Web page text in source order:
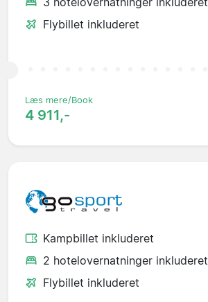
Flybillet inkluderet
Læs mere/Book
4 911,-
Kampbillet inkluderet
2 hotelovernatninger inkluderet
Flybillet inkluderet